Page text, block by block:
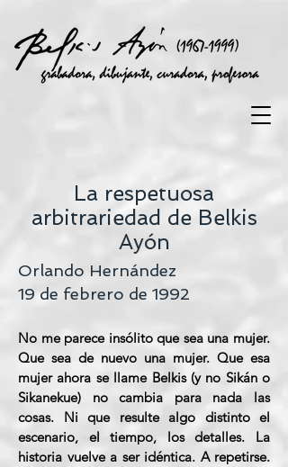
La respetuosa
arbitrariedad de Belkis
Ayón
Orlando Hernández
19 de febrero de 1992
No me parece insólito que sea una mujer.
Que sea de nuevo una mujer. Que esa
mujer ahora se llame Belkis (y no Sikán o
Sikanekue) no cambia para nada las
cosas. Ni que resulte algo distinto el
escenario, el tiempo, los detalles. La
historia vuelve a ser idéntica. A repetirse.